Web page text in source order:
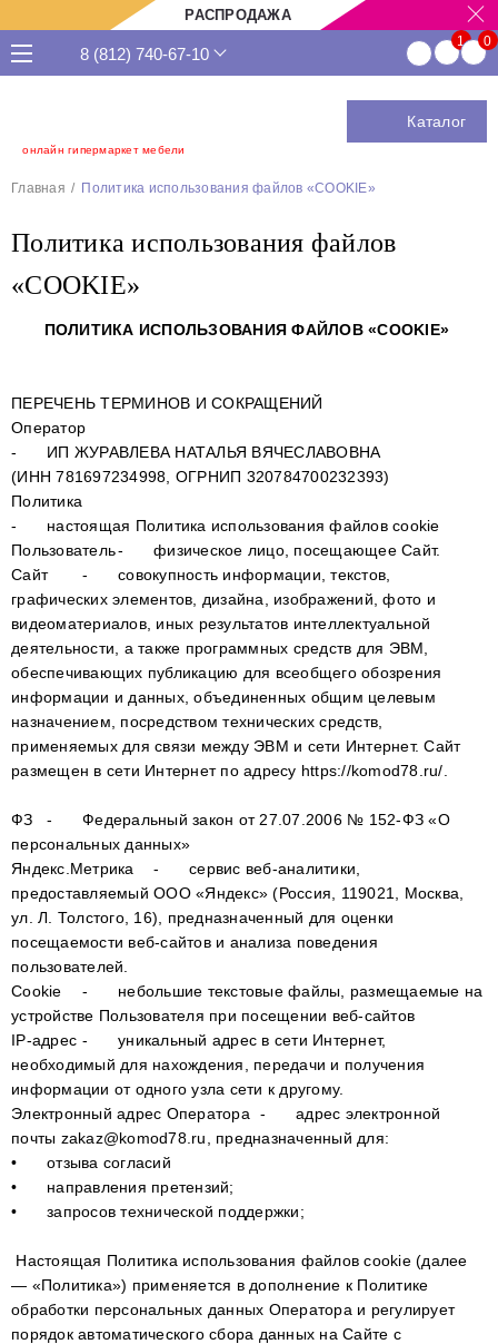
РАСПРОДАЖА
онлайн гипермаркет мебели
8 (812) 740-67-10
Каталог
Главная Политика использования файлов «COOKIE»
Политика использования файлов
«COOKIE»
ПОЛИТИКА ИСПОЛЬЗОВАНИЯ ФАЙЛОВ «COOKIE»
ПЕРЕЧЕНЬ ТЕРМИНОВ И СОКРАЩЕНИЙ
Оператор
-
ИП ЖУРАВЛЕВА НАТАЛЬЯ ВЯЧЕСЛАВОВНА
(ИНН 781697234998, ОГРНИП 320784700232393)
Политика
-
настоящая Политика использования файлов сookie
Пользователь-
физическое лицо, посещающее Сайт.
Сайт
-
совокупность информации, текстов,
графических элементов, дизайна, изображений, фото и
видеоматериалов, иных результатов интеллектуальной
деятельности, а также программных средств для ЭВМ,
обеспечивающих публикацию для всеобщего обозрения
информации и данных, объединенных общим целевым
назначением, посредством технических средств,
применяемых для связи между ЭВМ и сети Интернет. Сайт
размещен в сети Интернет по адресу https://komod78.ru/.
ФЗ -
Федеральный закон от 27.07.2006 № 152-ФЗ «О
персональных данных»
Яндекс.Метрика
-
сервис веб-аналитики,
предоставляемый ООО «Яндекс» (Россия, 119021, Москва,
ул. Л. Толстого, 16), предназначенный для оценки
посещаемости веб-сайтов и анализа поведения
пользователей.
Cookie
-
небольшие текстовые файлы, размещаемые на
устройстве Пользователя при посещении веб-сайтов
IP-адрес -
уникальный адрес в сети Интернет,
необходимый для нахождения, передачи и получения
информации от одного узла сети к другому.
Электронный адрес Оператора
-
адрес электронной
почты zakaz@komod78.ru, предназначенный для:
•
отзыва согласий
•
направления претензий;
•
запросов технической поддержки;
Настоящая Политика использования файлов сookie (далее
— «Политика») применяется в дополнение к Политике
обработки персональных данных Оператора и регулирует
порядок автоматического сбора данных на Сайте с